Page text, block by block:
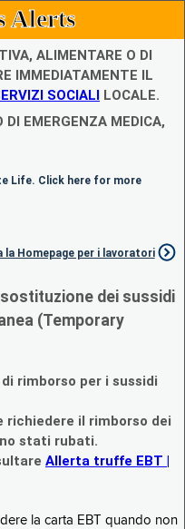
Alerts
ALIMENTARE O DI
IMMEDIATAMENTE IL
SOCIALI LOCALE.
DI EMERGENZA MEDICA,
Life. Click here for more
la Homepage per i lavoratori
dei sussidi
(Temporary
rimborso per i sussidi
richiedere il rimborso dei
stati rubati.
Allerta truffe EBT |
la carta EBT quando non